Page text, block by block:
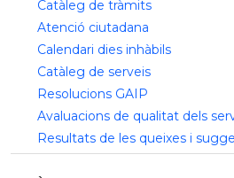
Catàleg de tràmits
Atenció ciutadana
Calendari dies inhàbils
Catàleg de serveis
Resolucions GAIP
Avaluacions de qualitat dels
Resultats de les queixes i